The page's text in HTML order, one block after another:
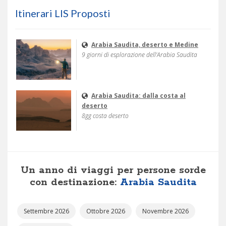
Itinerari LIS Proposti
Arabia Saudita, deserto e Medine
9 giorni di esplorazione dell'Arabia Saudita
Arabia Saudita: dalla costa al
deserto
8gg costa deserto
Un anno di viaggi per persone sorde
con destinazione: Arabia Saudita
Settembre 2026 Ottobre 2026 Novembre 2026